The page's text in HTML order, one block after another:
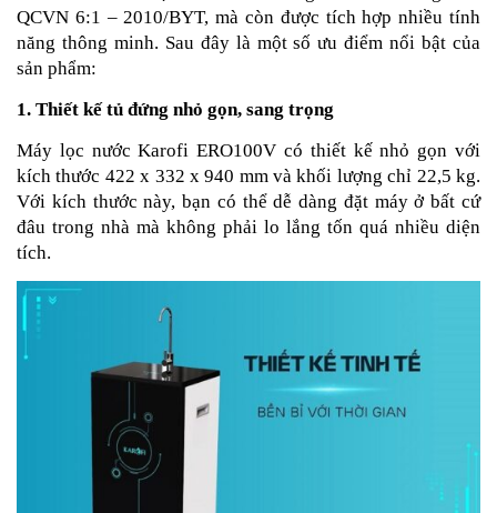
QCVN 6:1 – 2010/BYT, mà còn được tích hợp nhiều tính
năng thông minh. Sau đây là một số ưu điểm nổi bật của
sản phẩm:
1. Thiết kế tủ đứng nhỏ gọn, sang trọng
Máy lọc nước Karofi ERO100V có thiết kế nhỏ gọn với
kích thước 422 x 332 x 940 mm và khối lượng chỉ 22,5 kg.
Với kích thước này, bạn có thể dễ dàng đặt máy ở bất cứ
đâu trong nhà mà không phải lo lắng tốn quá nhiều diện
tích.